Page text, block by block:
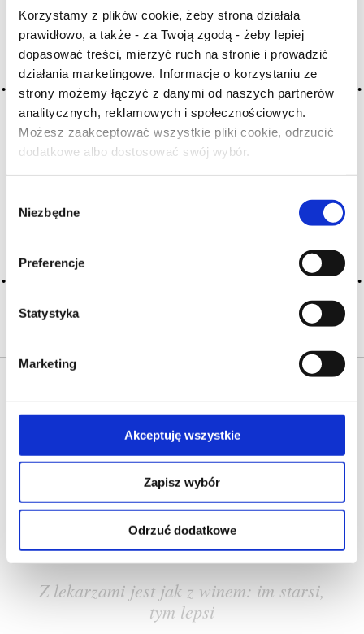
Korzystamy z plików cookie, żeby strona działała
prawidłowo, a także - za Twoją zgodą - żeby lepiej
dopasować treści, mierzyć ruch na stronie i prowadzić
działania marketingowe. Informacje o korzystaniu ze
strony możemy łączyć z danymi od naszych partnerów
analitycznych, reklamowych i społecznościowych.
Możesz zaakceptować wszystkie pliki cookie, odrzucić
dodatkowe albo dostosować swój wybór.
zgody
Niezbędne
Preferencje
Statystyka
Marketing
Akceptuję wszystkie
Zapisz wybór
Odrzuć dodatkowe
Czy masz ukończone 18 lat?
otwarte
2016-05-10
wino ujawniające pełnię swego charakteru, rozkwitłe;
w odniesieniu do zapachu – o właściwym, harmonijnym
aromacie; oznacza także wino przystępne, o owocowych
aromatach, gotowe do picia; nie należy wina o. utożsamiać
z jego apogeum; szczere; zwarte; zamknięte; bezpośrednie
CZYTAJ WIĘCEJ
ekspansywne
2016-05-10
in. otwarte
OFERTA ONLINE PRODUCENCI
PRZEWODNIK
SŁOWNIK
Z lekarzami jest jak z winem: im starsi,
tym lepsi